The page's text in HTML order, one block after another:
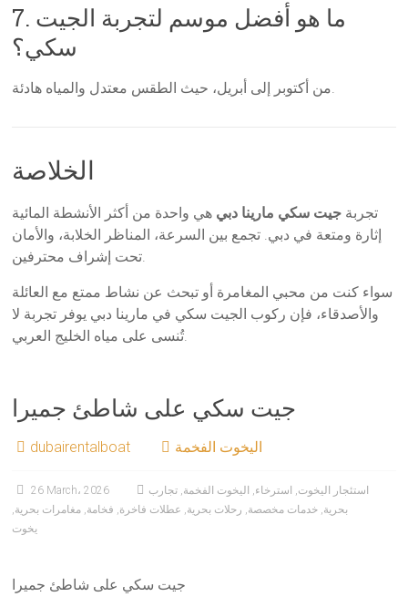
7. ما هو أفضل موسم لتجربة الجيت
سكي؟
من أكتوبر إلى أبريل، حيث الطقس معتدل والمياه هادئة.
الخلاصة
تجربة جيت سكي مارينا دبي هي واحدة من أكثر الأنشطة المائية
إثارة ومتعة في دبي. تجمع بين السرعة، المناظر الخلابة، والأمان
تحت إشراف محترفين.
سواء كنت من محبي المغامرة أو تبحث عن نشاط ممتع مع العائلة
والأصدقاء، فإن ركوب الجيت سكي في مارينا دبي يوفر تجربة لا
تُنسى على مياه الخليج العربي.
جيت سكي على شاطئ جميرا
dubairentalboat اليخوت الفخمة
26 March، 2026 استئجار اليخوت, استرخاء, اليخوت الفخمة, تجارب
بحرية, خدمات مخصصة, رحلات بحرية, عطلات فاخرة, فخامة, مغامرات بحرية,
يخوت
جيت سكي على شاطئ جميرا